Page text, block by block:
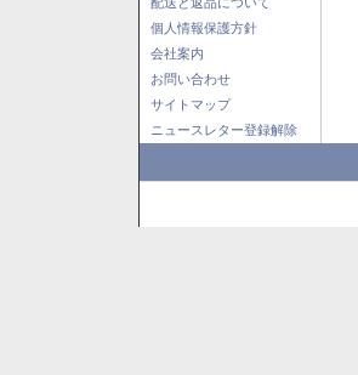
個人情報保護方針
会社案内
お問い合わせ
サイトマップ
ニュースレター登録解除